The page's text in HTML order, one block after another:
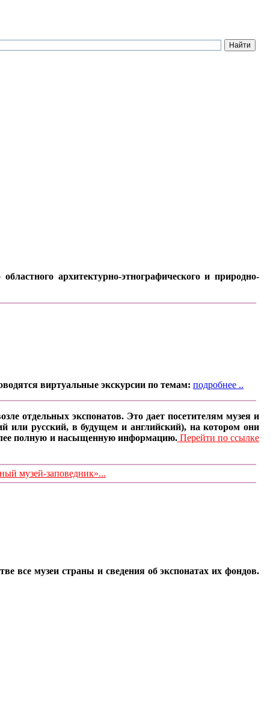
архитектурно-этнографического и природно-
виртуальные экскурсии по темам: подробнее ..
отдельных экспонатов. Это дает посетителям музея и
или русский, в будущем и английский), на котором они
полную и насыщенную информацию.Перейти по ссылке
музей-заповедник»...
все музеи страны и сведения об экспонатах их фондов.